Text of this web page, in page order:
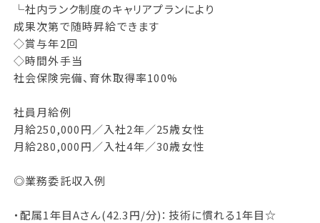
└社内ランク制度のキャリアプランにより
成果次第で随時昇給できます
◇賞与年2回
◇時間外手当
社会保険完備、育休取得率100%
社員月給例
月給250,000円／入社2年／25歳女性
月給280,000円／入社4年／30歳女性
◎業務委託収入例
・配属1年目Aさん(42.3円/分)：技術に慣れる1年目☆